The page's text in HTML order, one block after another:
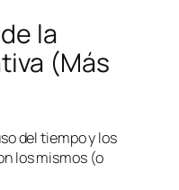
la
(Más
del tiempo y los
los mismos (o